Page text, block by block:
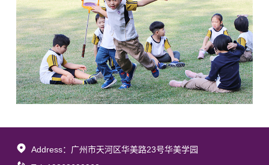
Address：广州市天河区华美路23号华美学园